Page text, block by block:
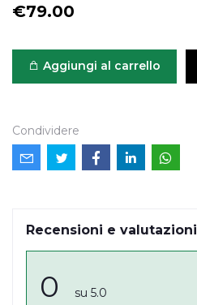
€79.00
Aggiungi al carrello
Condividere
Recensioni e valutazioni
0 su 5.0